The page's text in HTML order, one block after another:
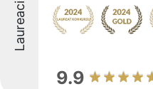
Laureaci
9.9